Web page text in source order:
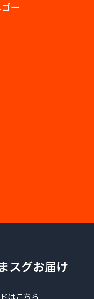
ー
スグお届け
はこちら